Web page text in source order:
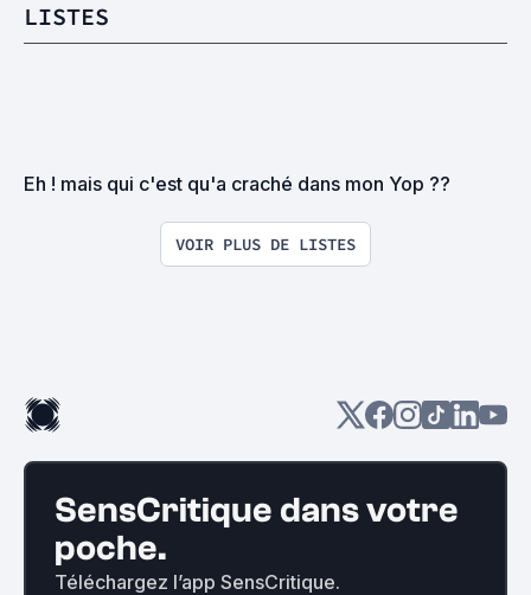
LISTES
Eh ! mais qui c'est qu'a craché dans mon Yop ??
VOIR PLUS DE LISTES
SensCritique dans votre
poche.
Téléchargez l’app SensCritique.